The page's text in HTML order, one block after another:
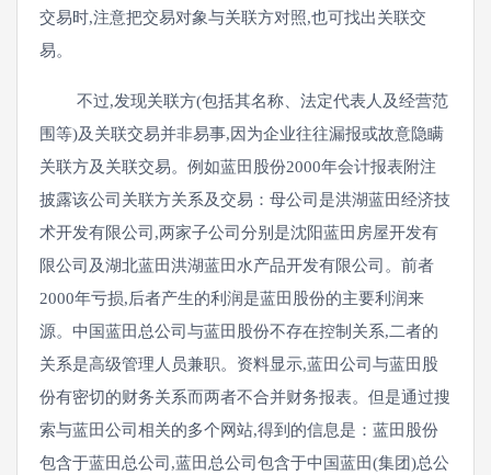
交易时,注意把交易对象与关联方对照,也可找出关联交
易。
不过,发现关联方(包括其名称、法定代表人及经营范
围等)及关联交易并非易事,因为企业往往漏报或故意隐瞒
关联方及关联交易。例如蓝田股份2000年会计报表附注
披露该公司关联方关系及交易：母公司是洪湖蓝田经济技
术开发有限公司,两家子公司分别是沈阳蓝田房屋开发有
限公司及湖北蓝田洪湖蓝田水产品开发有限公司。前者
2000年亏损,后者产生的利润是蓝田股份的主要利润来
源。中国蓝田总公司与蓝田股份不存在控制关系,二者的
关系是高级管理人员兼职。资料显示,蓝田公司与蓝田股
份有密切的财务关系而两者不合并财务报表。但是通过搜
索与蓝田公司相关的多个网站,得到的信息是：蓝田股份
包含于蓝田总公司,蓝田总公司包含于中国蓝田(集团)总公